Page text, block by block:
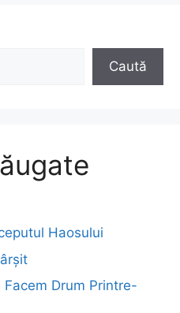
Caută
Haosului
Drum Printre-